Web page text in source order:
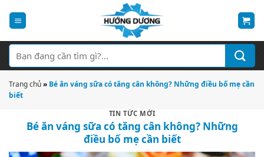
qua
dung
Tìm
kiếm:
Trang chủ» Bé ăn váng sữa có tăng cân không? Những điều bố mẹ cần
biết
TIN TỨC MỚI
Bé ăn váng sữa có tăng cân không? Những
điều bố mẹ cần biết